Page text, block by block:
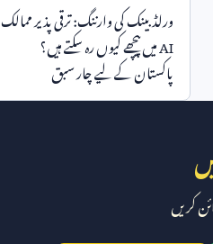
ورلڈ بینک کی وارننگ: ترقی پذیر ممالک
AIمیں پیچھے کیوں رہ سکتے ہیں؟
پاکستان کے لیے چار سبق
کریں